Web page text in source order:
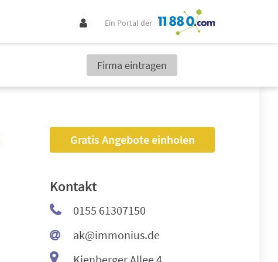
Ein Portal der
Firma eintragen
Gratis Angebote einholen
Kontakt
0155 61307150
ak@immonius.de